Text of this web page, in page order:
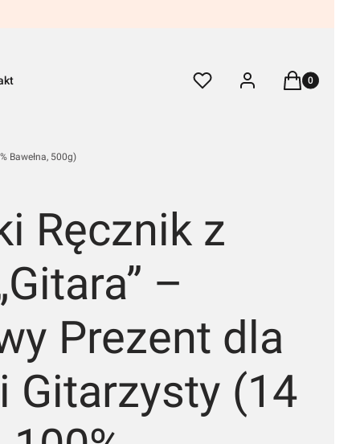
Ulubione Zaloguj sięProdukty w
Koszyk
Bawełna, 500g)
Ręcznik z
–
Prezent dla
Gitarzysty (14